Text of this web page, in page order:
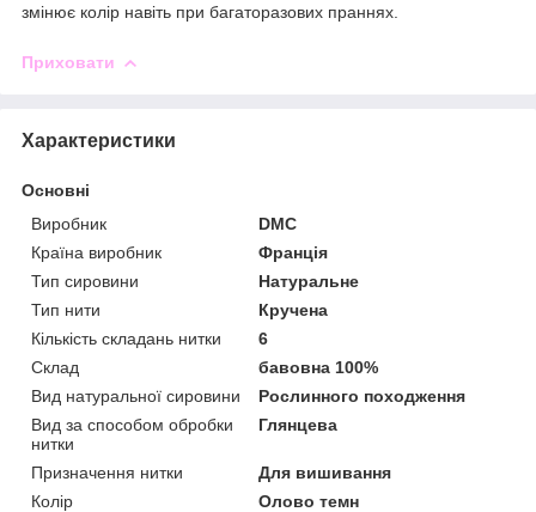
змінює колір навіть при багаторазових праннях.
Приховати
Характеристики
Основні
Виробник
DMC
Країна виробник
Франція
Тип сировини
Натуральне
Тип нити
Кручена
Кількість складань нитки
6
Склад
бавовна 100%
Вид натуральної сировини
Рослинного походження
Вид за способом обробки
нитки
Глянцева
Призначення нитки
Для вишивання
Колір
Олово темн